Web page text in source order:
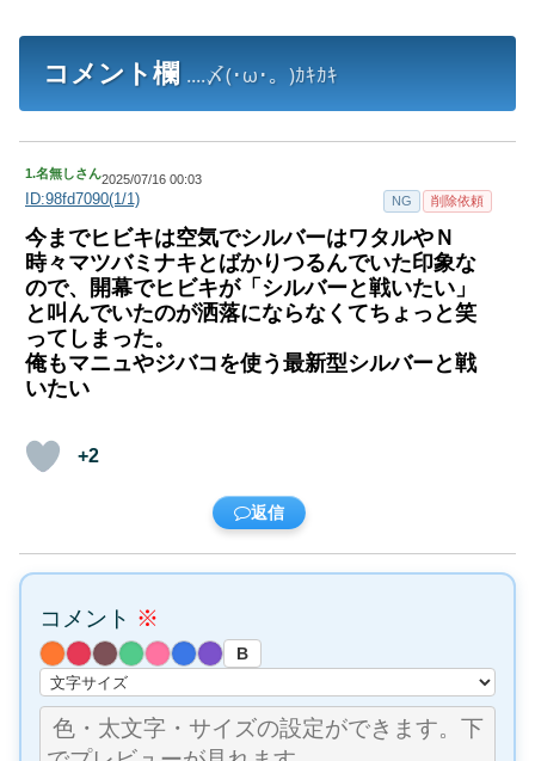
コメント欄 ....〆(･ω･。)ｶｷｶｷ
1.名無しさん2025/07/16 00:03
ID:98fd7090(1/1) NG 削除依頼
今までヒビキは空気でシルバーはワタルやＮ
時々マツバミナキとばかりつるんでいた印象な
ので、開幕でヒビキが「シルバーと戦いたい」
と叫んでいたのが洒落にならなくてちょっと笑
ってしまった。
俺もマニュやジバコを使う最新型シルバーと戦
いたい
+2
返信
コメント ※
B